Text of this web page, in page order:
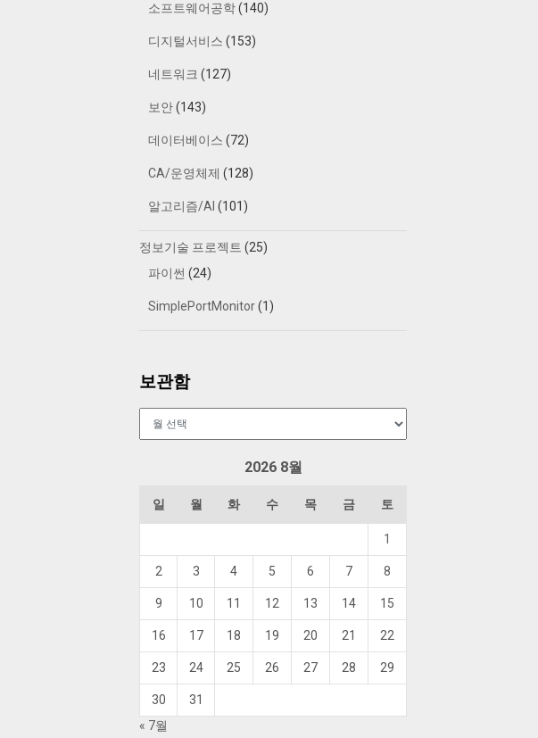
소프트웨어공학(140)
디지털서비스 (153)
네트워크 (127)
보안(143)
데이터베이스 (72)
CA/운영체제 (128)
알고리즘/AI (101)
정보기술 프로젝트 (25)
파이썬 (24)
SimplePortMonitor(1)
보관함
2026 8월
일 월 화 수 목 금 토
1
2 3 4 5 6 7 8
9 10 11 12 13 14 15
16 17 18 19 20 21 22
23 24 25 26 27 28 29
30
31
« 7월